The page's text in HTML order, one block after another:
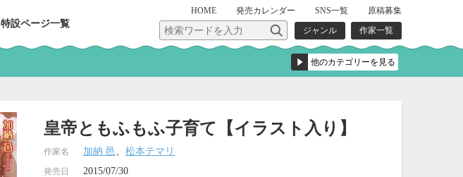
HOME 発売カレンダー SNS一覧
原稿募集
ジャンル
作家一覧
特設ページ一覧
皇帝ともふもふ子育て【イラスト入り】
作家名 加納 邑、 松本テマリ
発売日 2015/07/30